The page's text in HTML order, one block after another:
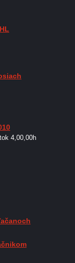
4,00,00h